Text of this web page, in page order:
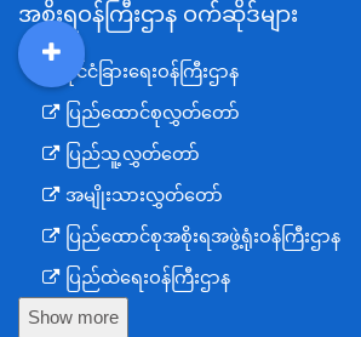
အစိုးရဝန်ကြီးဌာန ဝက်ဆိုဒ်များ
နိုင်ငံခြားရေးဝန်ကြီးဌာန
ပြည်ထောင်စုလွှတ်တော်
ပြည်သူ့လွှတ်တော်
အမျိုးသားလွှတ်တော်
ပြည်ထောင်စုအစိုးရအဖွဲ့ရုံးဝန်ကြီးဌာန
ပြည်ထဲရေးဝန်ကြီးဌာန
ကာကွယ်ရေးဝန်ကြီးဌာန
Show more